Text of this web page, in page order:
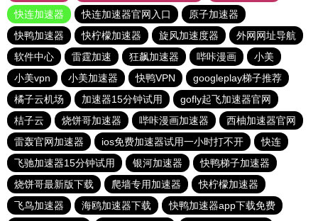
快连加速器
快连加速器官网入口
原子加速器
快鸭加速器
快柠檬加速器 旋风加速度器
外网网址导航
软件中心
雷霆加速 狂飙加速器 哔咔漫画
小美
小美vpn
小美加速器 快鸭VPN
googleplay梯子推荐
橘子云机场
加速器15分钟试用
gofly起飞加速器官网
桔子云
烧饼哥加速器 哔咔漫画加速器
西柚加速器官网
雷轰官网加速器
ios免费加速器试用一小时打不开
快连
飞驰加速器15分钟试用
银河加速器
快鸭梯子加速器
烧饼哥最新版下载
爬墙专用加速器
快柠檬加速器
飞鸟加速器
海鸥加速器下载 快鸭加速器app下载免费